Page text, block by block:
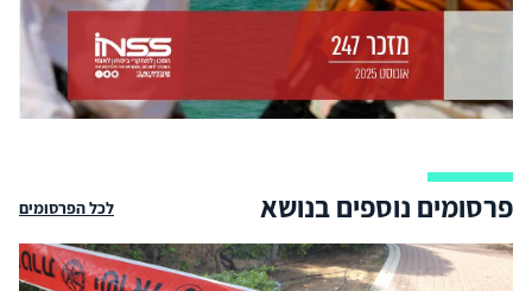
פרסומים נוספים בנושא לכל הפרסומים